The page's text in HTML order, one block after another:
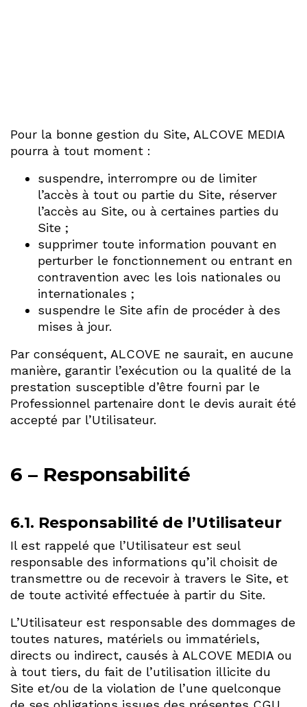
Pour la bonne gestion du Site, ALCOVE MEDIA
pourra à tout moment :
suspendre, interrompre ou de limiter
l’accès à tout ou partie du Site, réserver
l’accès au Site, ou à certaines parties du
Site ;
supprimer toute information pouvant en
perturber le fonctionnement ou entrant en
contravention avec les lois nationales ou
internationales ;
suspendre le Site afin de procéder à des
mises à jour.
Par conséquent, ALCOVE ne saurait, en aucune
manière, garantir l’exécution ou la qualité de la
prestation susceptible d’être fourni par le
Professionnel partenaire dont le devis aurait été
accepté par l’Utilisateur.
6 – Responsabilité
6.1. Responsabilité de l’Utilisateur
Il est rappelé que l’Utilisateur est seul
responsable des informations qu’il choisit de
transmettre ou de recevoir à travers le Site, et
de toute activité effectuée à partir du Site.
L’Utilisateur est responsable des dommages de
toutes natures, matériels ou immatériels,
directs ou indirect, causés à ALCOVE MEDIA ou
à tout tiers, du fait de l’utilisation illicite du
Site et/ou de la violation de l’une quelconque